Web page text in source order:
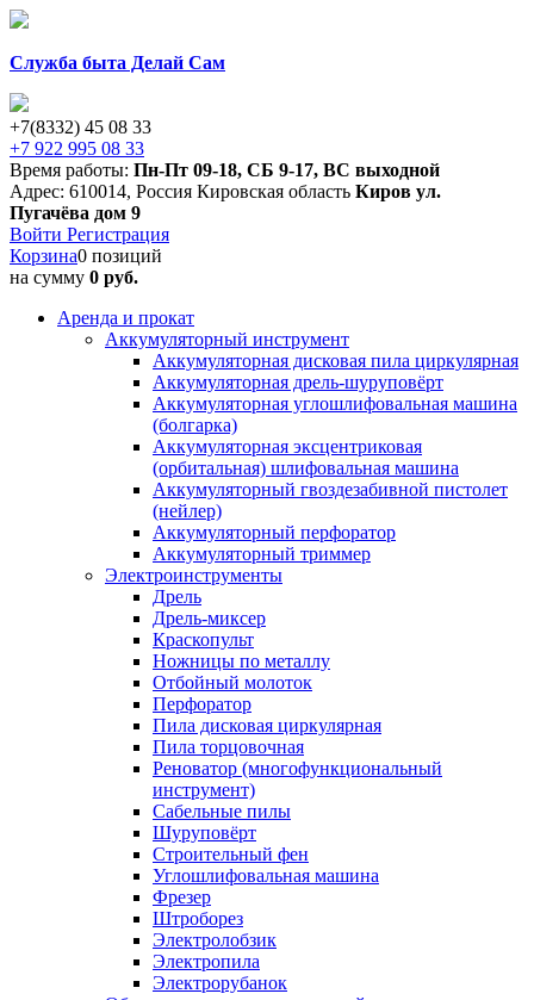
Служба быта Делай Сам
+7(8332) 45 08 33
+7 922 995 08 33
Время работы: Пн-Пт 09-18, СБ 9-17, ВС выходной
Адрес: 610014, Россия Кировская область Киров ул.
Пугачёва дом 9
Войти Регистрация
Корзина0 позиций
на сумму 0 руб.
Аренда и прокат
Аккумуляторный инструмент
Аккумуляторная дисковая пила циркулярная
Аккумуляторная дрель-шуруповёрт
Аккумуляторная углошлифовальная машина
(болгарка)
Аккумуляторная эксцентриковая
(орбитальная) шлифовальная машина
Аккумуляторный гвоздезабивной пистолет
(нейлер)
Аккумуляторный перфоратор
Аккумуляторный триммер
Электроинструменты
Дрель
Дрель-миксер
Краскопульт
Ножницы по металлу
Отбойный молоток
Перфоратор
Пила дисковая циркулярная
Пила торцовочная
Реноватор (многофункциональный
инструмент)
Сабельные пилы
Шуруповёрт
Строительный фен
Углошлифовальная машина
Фрезер
Штроборез
Электролобзик
Электропила
Электрорубанок